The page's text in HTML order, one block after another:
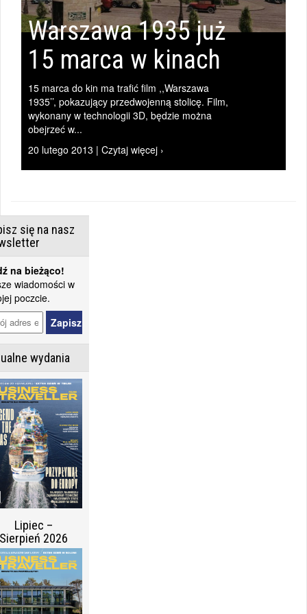
Warszawa 1935 już
15 marca w kinach
15 marca do kin ma trafić film ,,Warszawa
1935’’, pokazujący przedwojenną stolicę. Film,
wykonany w technologii 3D, będzie można
obejrzeć w...
20 lutego 2013 | Czytaj więcej ›
się na nasz
na bieżąco!
wiadomości w
poczcie.
wydania
Lipiec –
2026